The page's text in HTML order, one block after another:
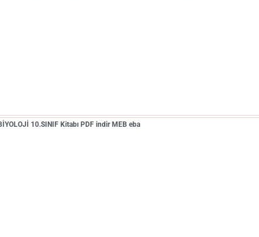
10.SINIF Kitabı PDF indir MEB eba